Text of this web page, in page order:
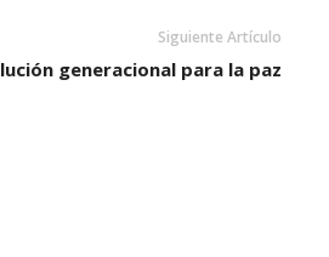
Siguiente Artículo
generacional para la paz